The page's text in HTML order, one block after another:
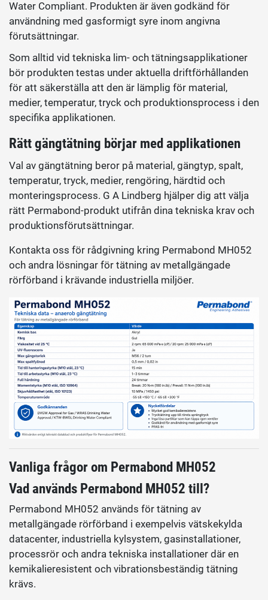
Water Compliant. Produkten är även godkänd för
användning med gasformigt syre inom angivna
förutsättningar.
Som alltid vid tekniska lim- och tätningsapplikationer
bör produkten testas under aktuella driftförhållanden
för att säkerställa att den är lämplig för material,
medier, temperatur, tryck och produktionsprocess i den
specifika applikationen.
Rätt gängtätning börjar med applikationen
Val av gängtätning beror på material, gängtyp, spalt,
temperatur, tryck, medier, rengöring, härdtid och
monteringsprocess. G A Lindberg hjälper dig att välja
rätt Permabond-produkt utifrån dina tekniska krav och
produktionsförutsättningar.
Kontakta oss för rådgivning kring Permabond MH052
och andra lösningar för tätning av metallgängade
rörförband i krävande industriella miljöer.
Vanliga frågor om Permabond MH052
Vad används Permabond MH052 till?
Permabond MH052 används för tätning av
metallgängade rörförband i exempelvis vätskekylda
datacenter, industriella kylsystem, gasinstallationer,
processrör och andra tekniska installationer där en
kemikalieresistent och vibrationsbeständig tätning
krävs.